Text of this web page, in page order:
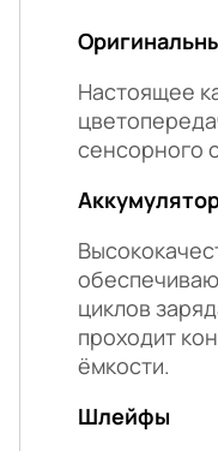
Настоящее
сенсорного
циклов
проходит
ёмкости.
Шлейфы